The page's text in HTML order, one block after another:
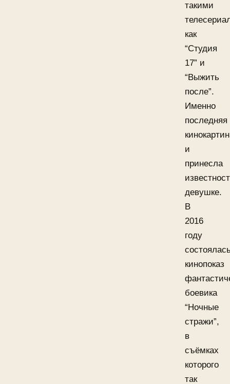
такими
как
“Студия
17” и
“Выжить
после”.
Именно
последняя
и
принесла
девушке.
В
2016
году
кинопоказ
боевика
“Ночные
стражи”,
в
съёмках
которого
так